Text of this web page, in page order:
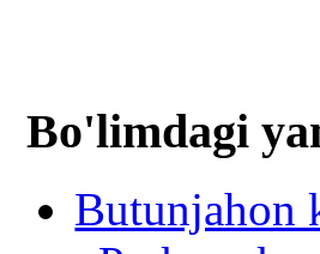
Bo'limdagi
Butunjahon